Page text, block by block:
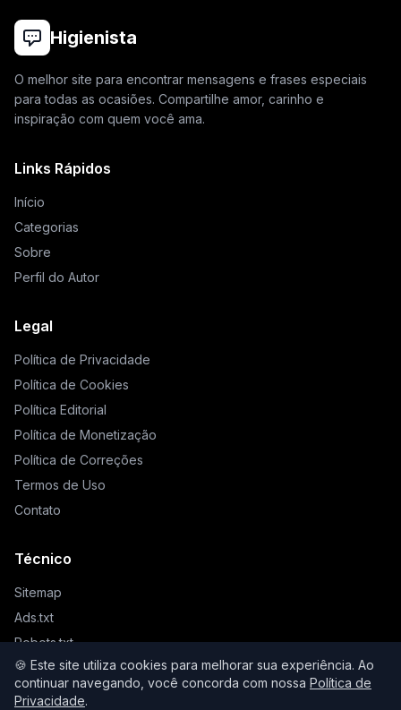
🍪 Este site utiliza cookies para melhorar sua experiência. Ao
continuar navegando, você concorda com nossa Política de
Privacidade.
Higienista
O melhor site para encontrar mensagens e frases especiais
para todas as ocasiões. Compartilhe amor, carinho e
inspiração com quem você ama.
Links Rápidos
Início
Categorias
Sobre
Perfil do Autor
Legal
Política de Privacidade
Política de Cookies
Política Editorial
Política de Monetização
Política de Correções
Termos de Uso
Contato
Técnico
Sitemap
Ads.txt
Robots.txt
Llms.txt